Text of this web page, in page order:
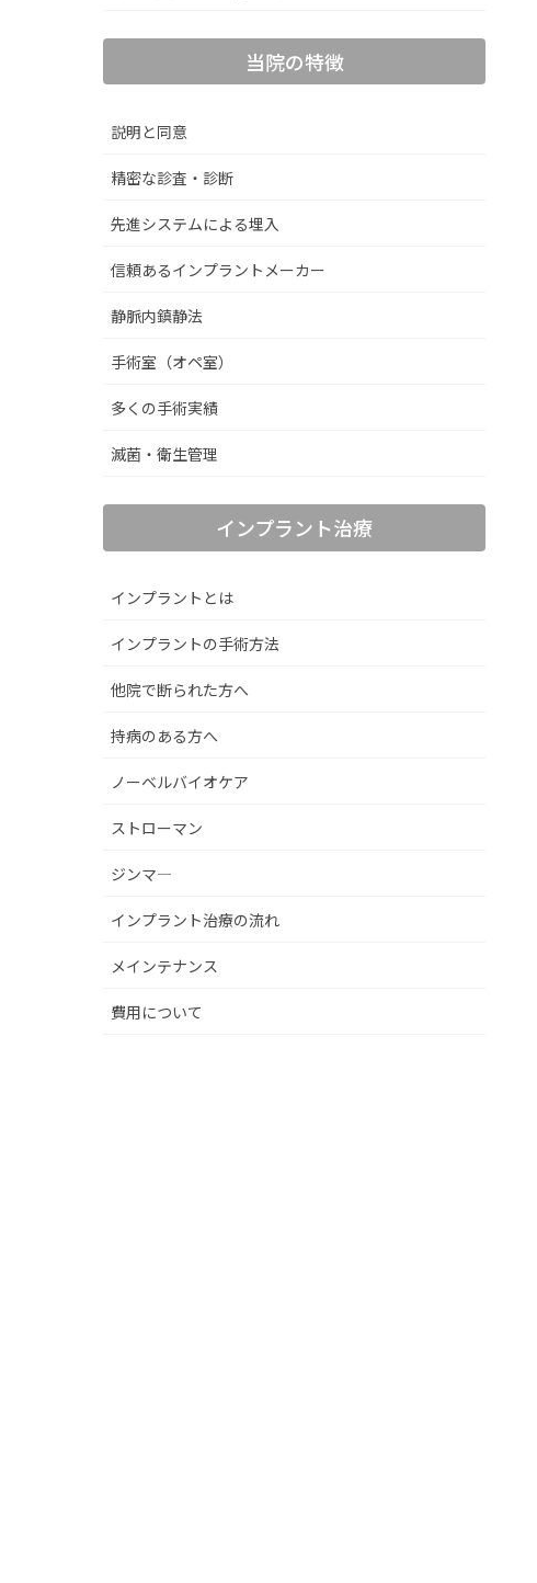
当院の特徴
説明と同意
精密な診査・診断
先進システムによる埋入
信頼あるインプラントメーカー
静脈内鎮静法
手術室（オペ室）
多くの手術実績
滅菌・衛生管理
インプラント治療
インプラントとは
インプラントの手術方法
他院で断られた方へ
持病のある方へ
ノーベルバイオケア
ストローマン
ジンマ―
インプラント治療の流れ
メインテナンス
費用について